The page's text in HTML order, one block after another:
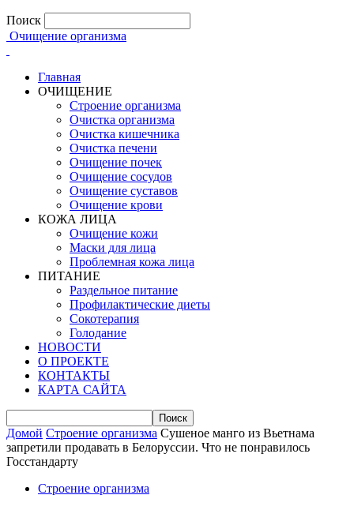
Поиск
Очищение организма
Главная
ОЧИЩЕНИЕ
Строение организма
Очистка организма
Очистка кишечника
Очистка печени
Очищение почек
Очищение сосудов
Очищение суставов
Очищение крови
КОЖА ЛИЦА
Очищение кожи
Маски для лица
Проблемная кожа лица
ПИТАНИЕ
Раздельное питание
Профилактические диеты
Сокотерапия
Голодание
НОВОСТИ
О ПРОЕКТЕ
КОНТАКТЫ
КАРТА САЙТА
Домой Строение организма Сушеное манго из Вьетнама
запретили продавать в Белоруссии. Что не понравилось
Госстандарту
Строение организма